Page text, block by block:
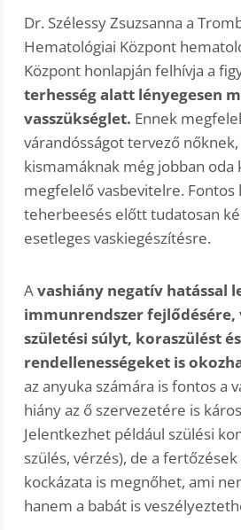
Dr. Szélessy Zsuzsanna a
Hematológiai Központ
Központ honlapján felhívja a
terhesség alatt lényegesen
vasszükséglet. Ennek
várandósságot tervező
kismamáknak még jobban oda
megfelelő vasbevitelre. Fontos
teherbeesés előtt tudatosan
esetleges vaskiegészítésre.
Avashiány negatív hatással
immunrendszer
születési súlyt, koraszülést
rendellenességeket is
az anyuka számára is fontos a
hiány az ő szervezetére is
Jelentkezhet például szülési
szülés, vérzés), de a
kockázata is megnőhet, ami
hanem a babát is